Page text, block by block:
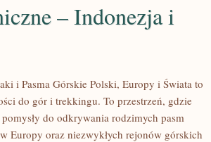
– Indonezja i
i Pasma Górskie Polski, Europy i Świata to
do gór i trekkingu. To przestrzeń, gdzie
do odkrywania rodzimych pasm
Europy oraz niezwykłych rejonów górskich